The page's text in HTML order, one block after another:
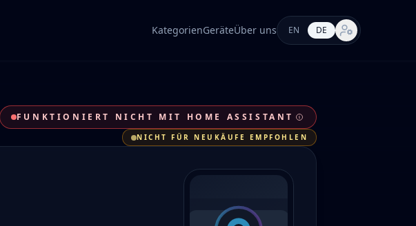
KategorienGeräteÜber uns EN DE Markt-
FUNKTIONIERT NICHT MIT HOME ASSISTANT
NICHT FÜR NEUKÄUFE EMPFOHLEN